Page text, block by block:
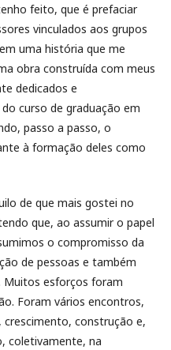
feito, que é prefaciar
vinculados aos grupos
uma história que me
obra construída com meus
dedicados e
curso de graduação em
passo a passo, o
à formação deles como
de que mais gostei no
que, ao assumir o papel
o compromisso da
de pessoas e também
Muitos esforços foram
Foram vários encontros,
crescimento, construção e,
coletivamente, na